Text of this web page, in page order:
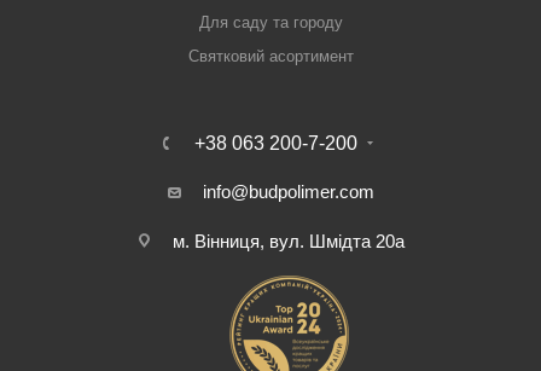
Для саду та городу
Святковий асортимент
+38 063 200-7-200
info@budpolimer.com
м. Вінниця, вул. Шмідта 20а